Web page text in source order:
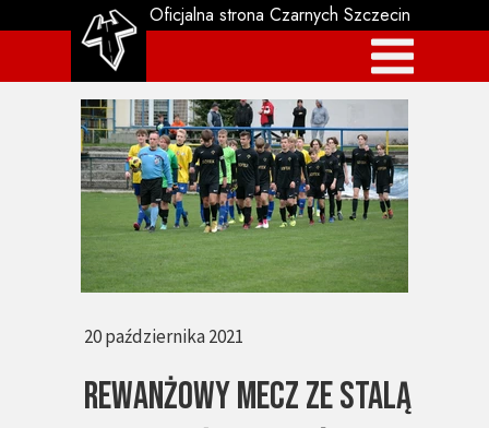
Rewanżowy mecz ze Stalą
20 października 2021
Oficjalna strona Czarnych Szczecin